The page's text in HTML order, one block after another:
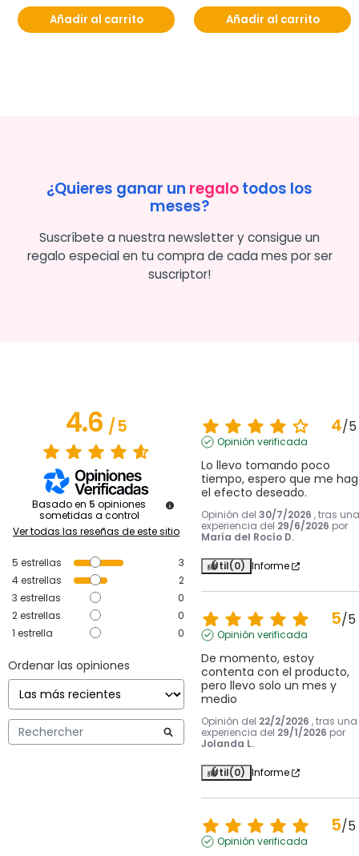
Añadir al carrito Añadir al carrito
¿Quieres ganar un regalotodos los
meses?
Suscríbete a nuestra newsletter y consigue un
regalo especial en tu compra de cada mes por ser
suscriptor!
4.6/5
Basado en 5 opiniones
sometidas a control
Ver todas las reseñas de este sitio
5 estrellas
3
4estrellas
2
3 estrellas
0
2estrellas
0
1 estrella 0
Ordenar las opiniones
4/5
Opinión verificada
Lo llevo tomando poco
tiempo, espero que me
el efecto deseado.
Opinión del 30/7/2026 , tras una
experiencia del 29/6/2026 por
María del Rocío D.
Útil(0) Informe
5/5
Opinión verificada
De momento, estoy
contenta con el producto,
pero llevo solo un mes y
medio
Opinión del 22/2/2026 , tras una
experiencia del 29/1/2026 por
Jolanda L.
Útil(0) Informe
5/5
Opinión verificada